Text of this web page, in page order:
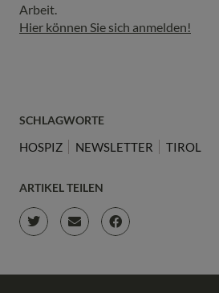
Arbeit.
Hier können Sie sich anmelden!
SCHLAGWORTE
HOSPIZ NEWSLETTER TIROL
ARTIKEL TEILEN